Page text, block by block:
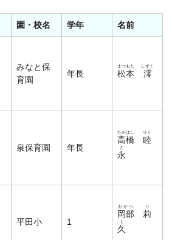
園・校名 学年 名前
みなと保
育園
年長 松本
まつもと
澪
しずく
泉保育園 年長
高
たか
橋
はし
睦
りく
永
と
平田小 1
岡部
おかべ
莉
り
久
く